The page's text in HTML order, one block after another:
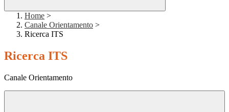
Home >
Canale Orientamento >
Ricerca ITS
Ricerca ITS
Canale Orientamento